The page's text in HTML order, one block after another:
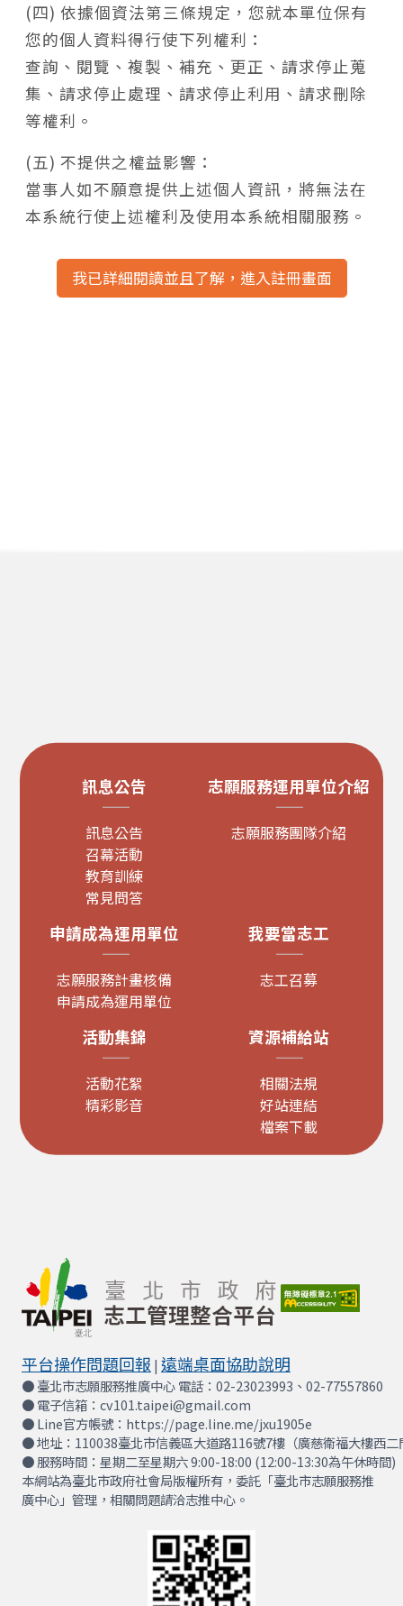
(四) 依據個資法第三條規定，您就本單位保有
您的個人資料得行使下列權利：
查詢、閱覽、複製、補充、更正、請求停止蒐
集、請求停止處理、請求停止利用、請求刪除
等權利。
(五) 不提供之權益影響：
當事人如不願意提供上述個人資訊，將無法在
本系統行使上述權利及使用本系統相關服務。
我已詳細閱讀並且了解，進入註冊畫面
訊息公告
訊息公告
召幕活動
教育訓練
常見問答
志願服務運用單位介紹
志願服務團隊介紹
申請成為運用單位
志願服務計畫核備
申請成為運用單位
我要當志工
志工召募
活動集錦
活動花絮
精彩影音
資源補給站
相關法規
好站連結
檔案下載
平台操作問題回報 | 遠端桌面協助說明
● 臺北市志願服務推廣中心 電話：02-23023993、02-77557860
● 電子信箱：cv101.taipei@gmail.com
● Line官方帳號：https://page.line.me/jxu1905e
● 地址：110038臺北市信義區大道路116號7樓（廣慈衛福大樓西二
● 服務時間：星期二至星期六 9:00-18:00 (12:00-13:30為午休時間)
本網站為臺北市政府社會局版權所有，委託「臺北市志願服務推
廣中心」管理，相關問題請洽志推中心。